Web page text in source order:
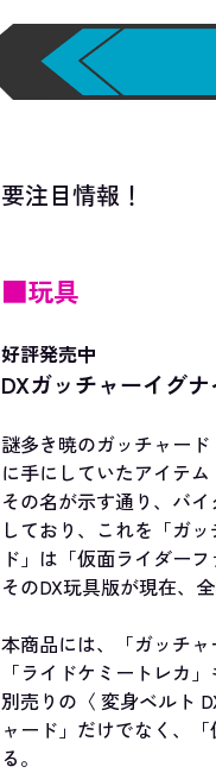
要注目情報！
■玩具
好評発売中
DXガッチャーイグ
謎多き暁のガッチャー
に手にしていたアイテム
その名が示す通り、バ
しており、これを「ガ
ド」は「仮面ライダー
そのDX玩具版が現在、
本商品には、「ガッチ
「ライドケミートレカ」
別売りの〈 変身ベルト
ャード」だけでなく、
る。